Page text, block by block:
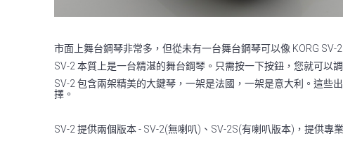
市面上舞台鋼琴非常多，但從未有一台舞台鋼琴可以像 KORG
SV-2 本質上是一台精湛的舞台鋼琴。只需按一下按鈕，您就可以
SV-2 包含兩架精美的大鍵琴，一架是法國，一架是意大利。這
擇。
SV-2 提供兩個版本 - SV-2(無喇叭)、SV-2S(有喇叭版本)，提供專